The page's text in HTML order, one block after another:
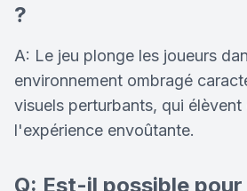
?
A: Le jeu plonge les joueurs
environnement ombragé
visuels perturbants, qui
l'expérience envoûtante.
Q: Est-il possible